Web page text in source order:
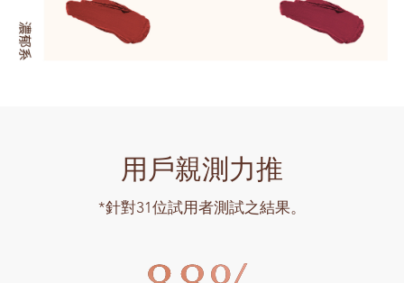
用戶親測力推
*針對31位試用者測試之結果。